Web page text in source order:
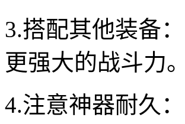
3.搭配其他装备
更强大的战斗力。
4.注意神器耐久